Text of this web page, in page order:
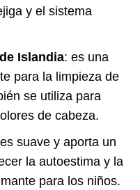
y el sistema
Islandia: es una
para la limpieza de
se utiliza para
de cabeza.
suave y aporta un
la autoestima y la
para los niños.